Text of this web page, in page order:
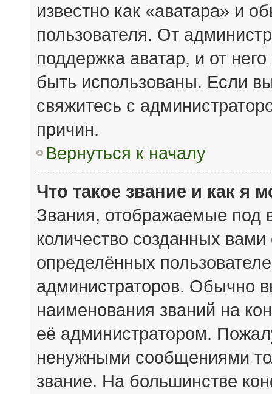
известно как «аватара» и
пользователя. От
поддержка аватар, и от
быть использованы. Если
свяжитесь с
причин.
Вернуться к началу
Что такое звание и как я
Звания, отображаемые
количество созданных
определённых
администраторов. Обычно
наименования званий на
её администратором.
ненужными сообщениями
звание. На большинстве